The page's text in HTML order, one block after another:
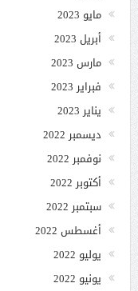
مايو 2023
أبريل 2023
مارس 2023
فبراير 2023
يناير 2023
ديسمبر 2022
نوفمبر 2022
أكتوبر 2022
سبتمبر 2022
أغسطس 2022
يوليو 2022
يونيو 2022